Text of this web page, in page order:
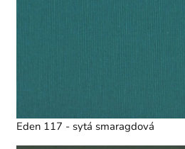
Eden 117 - sytá smaragdová